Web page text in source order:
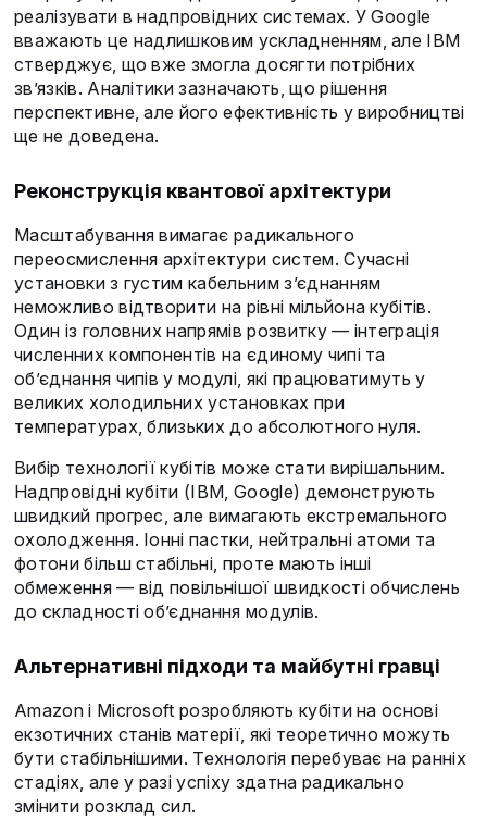
реалізувати в надпровідних системах. У Google
вважають це надлишковим ускладненням, але IBM
стверджує, що вже змогла досягти потрібних
зв’язків. Аналітики зазначають, що рішення
перспективне, але його ефективність у виробництві
ще не доведена.
Реконструкція квантової архітектури
Масштабування вимагає радикального
переосмислення архітектури систем. Сучасні
установки з густим кабельним з’єднанням
неможливо відтворити на рівні мільйона кубітів.
Один із головних напрямів розвитку — інтеграція
численних компонентів на єдиному чипі та
об’єднання чипів у модулі, які працюватимуть у
великих холодильних установках при
температурах, близьких до абсолютного нуля.
Вибір технології кубітів може стати вирішальним.
Надпровідні кубіти (IBM, Google) демонструють
швидкий прогрес, але вимагають екстремального
охолодження. Іонні пастки, нейтральні атоми та
фотони більш стабільні, проте мають інші
обмеження — від повільнішої швидкості обчислень
до складності об’єднання модулів.
Альтернативні підходи та майбутні гравці
Amazon і Microsoft розробляють кубіти на основі
екзотичних станів матерії, які теоретично можуть
бути стабільнішими. Технологія перебуває на ранніх
стадіях, але у разі успіху здатна радикально
змінити розклад сил.